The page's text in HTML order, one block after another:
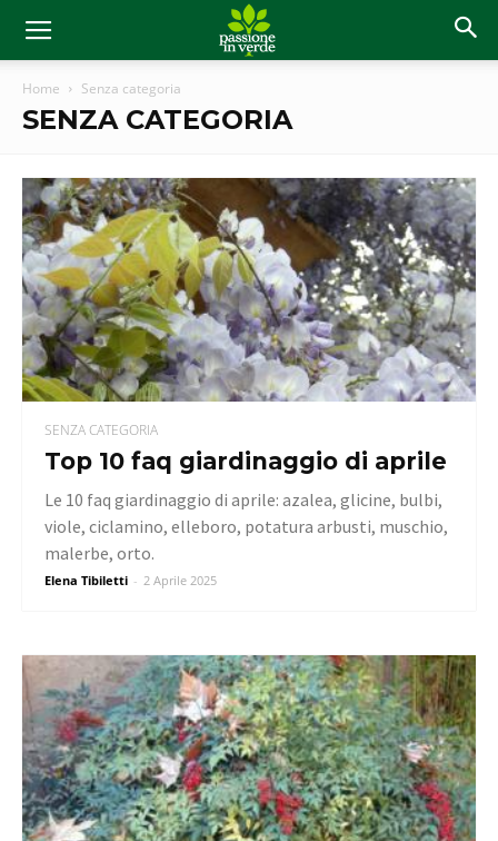
Home Senza categoria
SENZA CATEGORIA
SENZA CATEGORIA
Top 10 faq giardinaggio di aprile
Elena Tibiletti - 2 Aprile 2025
Le 10 faq giardinaggio di aprile: azalea, glicine, bulbi,
viole, ciclamino, elleboro, potatura arbusti, muschio,
malerbe, orto.